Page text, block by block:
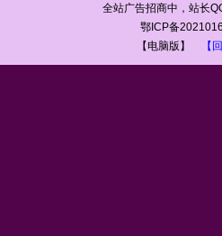
全站广告招商中，站长
鄂ICP备
【电脑版】
【